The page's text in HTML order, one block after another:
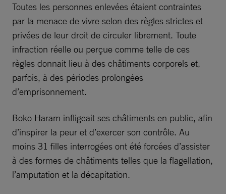
Toutes les personnes enlevées étaient contraintes
par la menace de vivre selon des règles strictes et
privées de leur droit de circuler librement. Toute
infraction réelle ou perçue comme telle de ces
règles donnait lieu à des châtiments corporels et,
parfois, à des périodes prolongées
d’emprisonnement.
Boko Haram infligeait ses châtiments en public, afin
d’inspirer la peur et d’exercer son contrôle. Au
moins 31 filles interrogées ont été forcées d’assister
à des formes de châtiments telles que la flagellation,
l’amputation et la décapitation.